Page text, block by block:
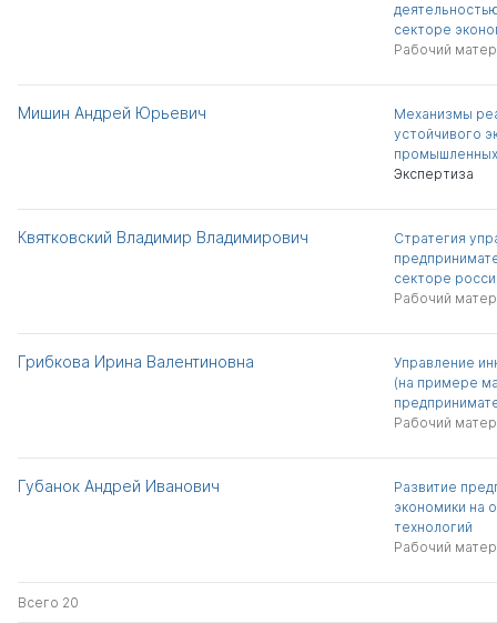
секторе
Рабочий
Мишин Андрей Юрьевич
Механизмы
устойчивого
Экспертиза
Квятковский Владимир Владимирович
Стратегия
секторе
Рабочий
Грибкова Ирина Валентиновна
Управление
(на примере
Рабочий
Губанок Андрей Иванович
Развитие
экономики на
технологий
Рабочий
Всего 20